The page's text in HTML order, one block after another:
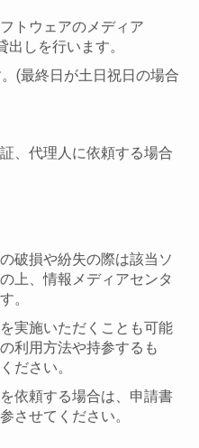
トウェアのメディア
出しを行います。
(最終日が土日祝日の場合
、代理人に依頼する場合
破損や紛失の際は該当ソ
上、情報メディアセンタ
。
実施いただくことも可能
の利用方法や持参するも
ださい。
依頼する場合は、申請書
させてください。